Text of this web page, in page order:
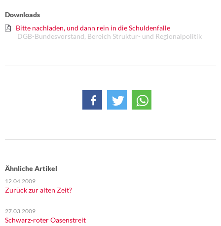
Institut Solidarische Moderne
Rosa-Luxemburg-Stiftung
Kontakt
Downloads
Bitte nachladen, und dann rein in die Schuldenfalle
DGB-Bundesvorstand, Bereich Struktur- und Regionalpolitik
Ähnliche Artikel
12.04.2009
Zurück zur alten Zeit?
27.03.2009
Schwarz-roter Oasenstreit